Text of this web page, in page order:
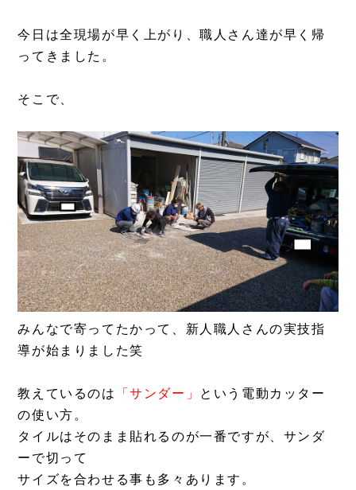
今日は全現場が早く上がり、職人さん達が早く帰
ってきました。
そこで、
みんなで寄ってたかって、新人職人さんの実技指
導が始まりました笑
教えているのは 「サンダー」
という電動カッター
の使い方。
タイルはそのまま貼れるのが一番ですが、サンダ
ーで切って
サイズを合わせる事も多々あります。